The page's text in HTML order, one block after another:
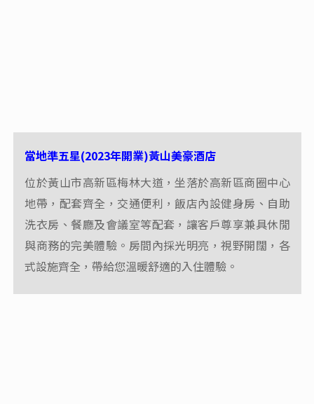
當地準五星(2023年開業)黃山美豪酒店
位於黃山市高新區梅林大道，坐落於高新區商圈中心
地帶，配套齊全，交通便利，飯店內設健身房、自助
洗衣房、餐廳及會議室等配套，讓客戶尊享兼具休閒
與商務的完美體驗。房間內採光明亮，視野開闊，各
式設施齊全，帶給您溫暖舒適的入住體驗。